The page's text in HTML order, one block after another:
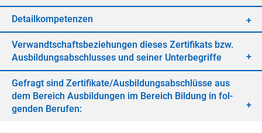
De­tail­kom­pe­ten­zen
Ver­wandt­schafts­be­zie­hun­gen die­ses Zer­ti­fi­kats bzw.
Aus­bil­dungs­ab­schlus­ses und sei­ner Un­ter­be­grif­fe
Ge­fragt sind Zer­ti­fi­ka­te/​Aus­bil­dungs­ab­schlüs­se aus
dem Be­reich Aus­bil­dun­gen im Be­reich Bil­dung in fol­
gen­den Be­ru­fen: